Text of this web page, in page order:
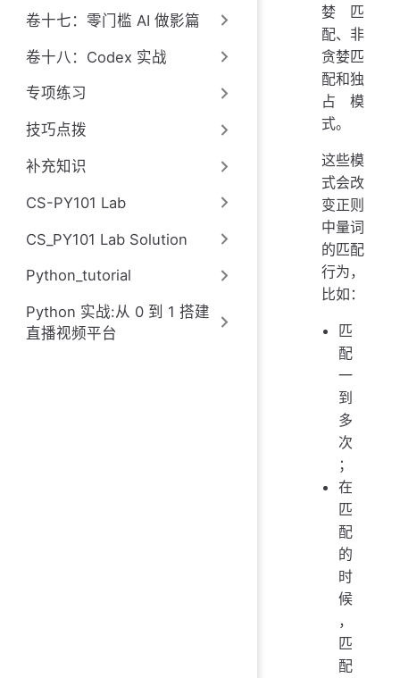
卷十七：零门槛 AI 做影篇
卷十八：Codex 实战
专项练习
技巧点拨
补充知识
CS-PY101 Lab
CS_PY101 Lab Solution
Python_tutorial
Python 实战:从 0 到 1 搭建
直播视频平台
婪匹
配、非
贪婪匹
配和独
占模
式。
这些模
式会改
变正则
中量词
的匹配
行为，
比如：
匹
配
一
到
多
次
；
在
匹
配
的
时
候
，
匹
配